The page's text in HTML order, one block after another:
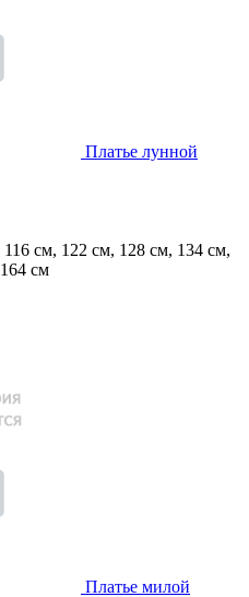
Платье лунной
116 см, 122 см, 128 см, 134 см,
164 см
Платье милой